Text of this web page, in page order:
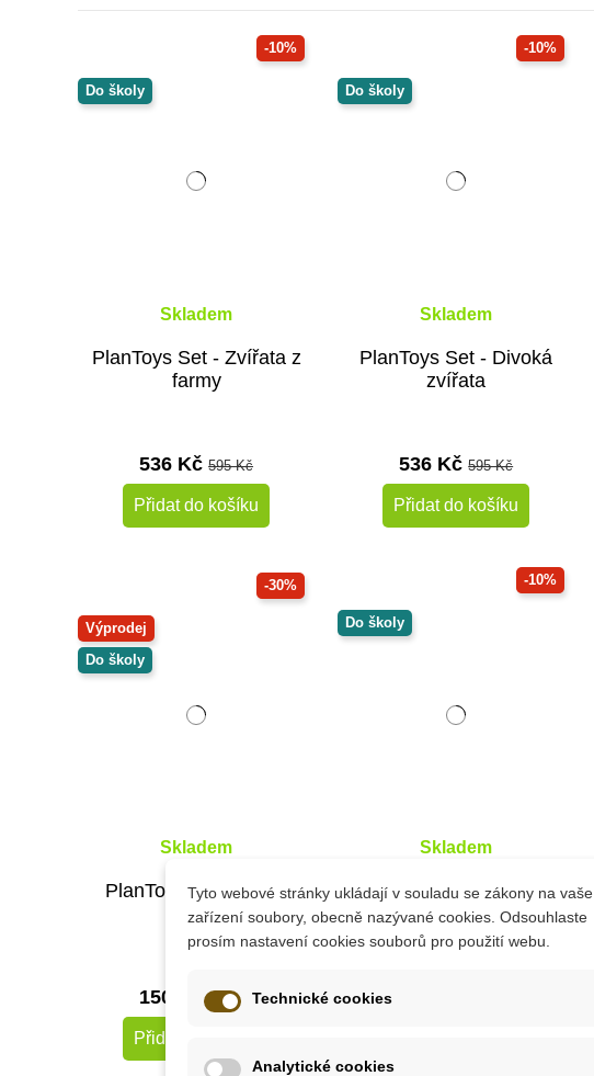
-10%
Do školy
Skladem
PlanToys Set - Zvířata z
farmy
536 Kč595 Kč
Přidat do košíku
-10%
Do školy
Skladem
PlanToys Set - Divoká
zvířata
536 Kč595 Kč
Přidat do košíku
-30%
Výprodej
Do školy
Skladem
PlanToys Diplodocus
150 Kč214 Kč
Přidat do košíku
-10%
Do školy
Skladem
PlanToys Zebra
Tyto webové stránky ukládají v souladu se zákony na vaše
zařízení soubory, obecně nazývané cookies. Odsouhlaste
prosím nastavení cookies souborů pro použití webu.
Technické cookies
Analytické cookies